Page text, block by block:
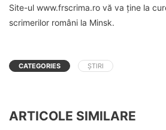
Site-ul www.frscrima.ro vă va ține la
scrimerilor români la Minsk.
CATEGORIES ȘTIRI
ARTICOLE SIMILARE